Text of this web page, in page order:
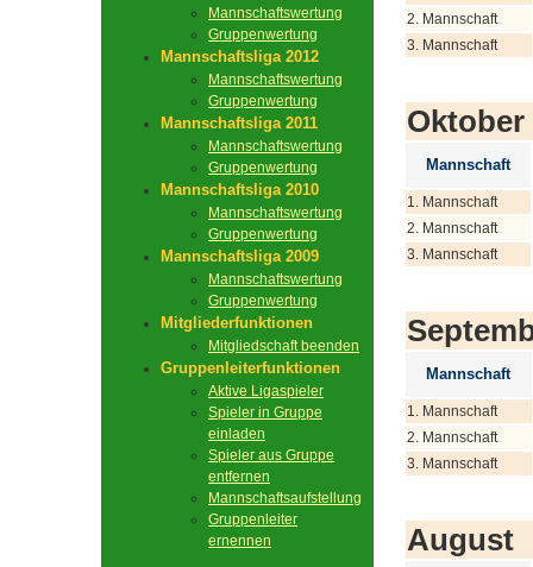
Mannschaftswertung
Gruppenwertung
Mannschaftsliga 2012
Mannschaftswertung
Gruppenwertung
Mannschaftsliga 2011
Mannschaftswertung
Gruppenwertung
Mannschaftsliga 2010
Mannschaftswertung
Gruppenwertung
Mannschaftsliga 2009
Mannschaftswertung
Gruppenwertung
Mitgliederfunktionen
Mitgliedschaft beenden
Gruppenleiterfunktionen
Aktive Ligaspieler
Spieler in Gruppe
einladen
Spieler aus Gruppe
entfernen
Mannschaftsaufstellung
Gruppenleiter
ernennen
2. Mannschaft
3. Mannschaft
Oktober
Mannschaft
1. Mannschaft
2. Mannschaft
3. Mannschaft
Mannschaft
1. Mannschaft
2. Mannschaft
3. Mannschaft
August